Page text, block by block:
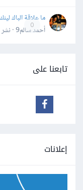
0
ما علاقة الباك
أحمد سالم9 · نشر
تابعنا على
إعلانات